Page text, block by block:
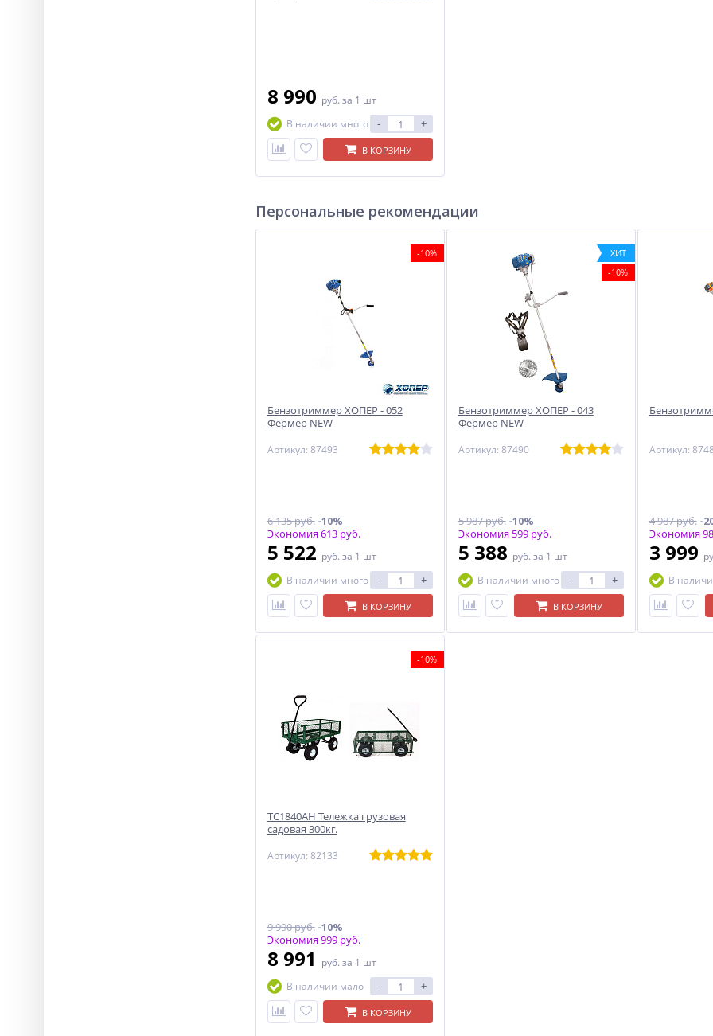
8 990 руб. за 1 шт
В наличии много
- +
В КОРЗИНУ
Персональные рекомендации
-10%
Бензотриммер ХОПЕР - 052
Фермер NEW
Артикул: 87493
6 135 руб.-10%
Экономия 613 руб.
5 522 руб. за 1 шт
В наличии много
- +
В КОРЗИНУ
ХИТ
-10%
Бензотриммер ХОПЕР - 043
Фермер NEW
Артикул: 87490
5 987 руб.-10%
Экономия 599 руб.
5 388 руб. за 1 шт
В наличии много
- +
В КОРЗИНУ
Артикул:
4 987 руб.-
Экономия
3 999
В
-10%
ТС1840АН Тележка грузовая
садовая 300кг.
Артикул: 82133
9 990 руб.-10%
Экономия 999 руб.
8 991 руб. за 1 шт
В наличии мало
- +
В КОРЗИНУ